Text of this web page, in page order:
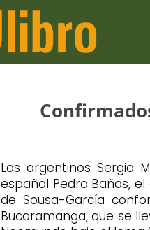
Los argentinos Sergio
español Pedro Baños,
de Sousa-García
Bucaramanga, que se